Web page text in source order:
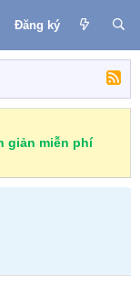
Đăng ký
giản miễn phí